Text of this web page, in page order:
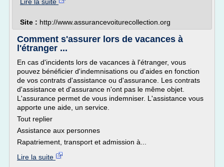
Site : http://www.assurancevoiturecollection.org
Comment s'assurer lors de vacances à
l'étranger ...
En cas d'incidents lors de vacances à l'étranger, vous
pouvez bénéficier d'indemnisations ou d'aides en fonction
de vos contrats d'assistance ou d'assurance. Les contrats
d'assistance et d'assurance n'ont pas le même objet.
L'assurance permet de vous indemniser. L'assistance vous
apporte une aide, un service.
Tout replier
Assistance aux personnes
Rapatriement, transport et admission à...
Lire la suite